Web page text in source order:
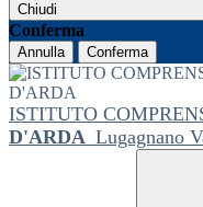
Chiudi
Conferma
Annulla Conferma
ISTITUTO
D'ARDA Lugagnano